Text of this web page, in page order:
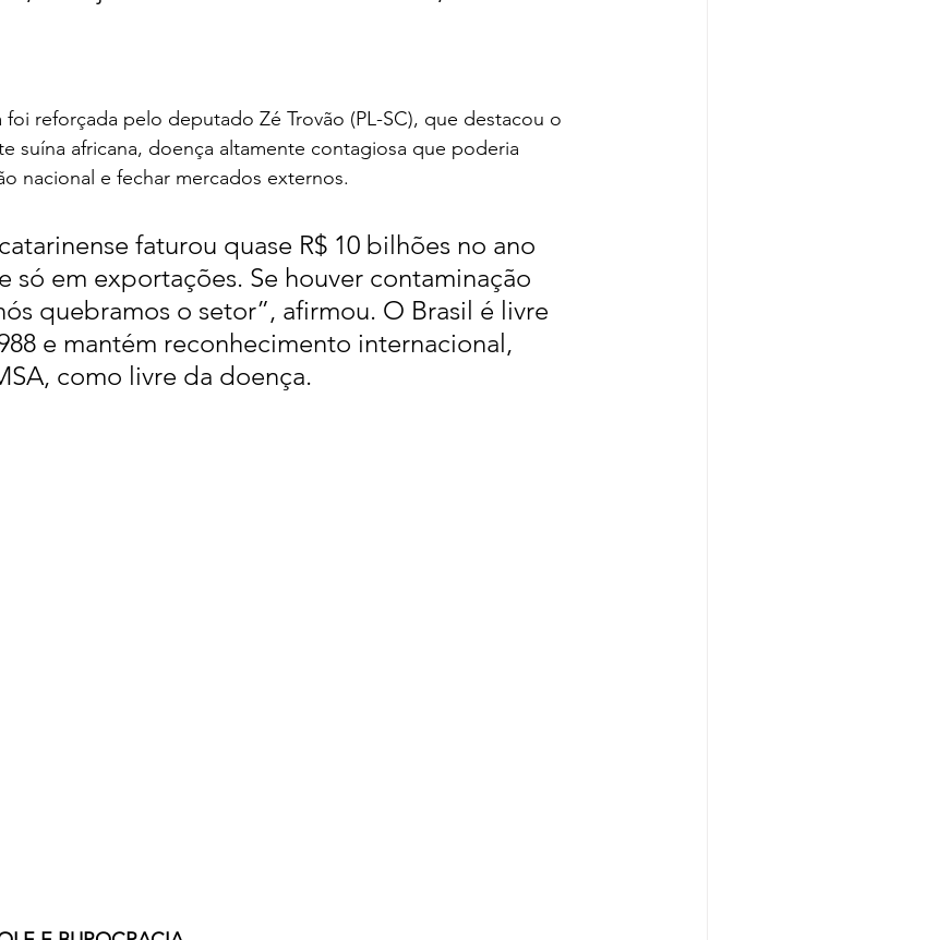
reforçada pelo deputado Zé Trovão (PL-SC), que destacou o
suína africana, doença altamente contagiosa que poderia
nacional e fechar mercados externos.
faturou quase R$ 10 bilhões no ano
só em exportações. Se houver contaminação
quebramos o setor”, afirmou. O Brasil é livre
e mantém reconhecimento internacional,
como livre da doença.